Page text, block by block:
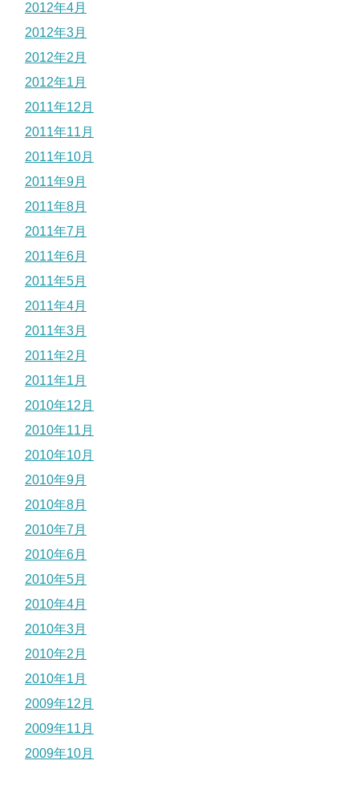
2012年4月
2012年3月
2012年2月
2012年1月
2011年12月
2011年11月
2011年10月
2011年9月
2011年8月
2011年7月
2011年6月
2011年5月
2011年4月
2011年3月
2011年2月
2011年1月
2010年12月
2010年11月
2010年10月
2010年9月
2010年8月
2010年7月
2010年6月
2010年5月
2010年4月
2010年3月
2010年2月
2010年1月
2009年12月
2009年11月
2009年10月